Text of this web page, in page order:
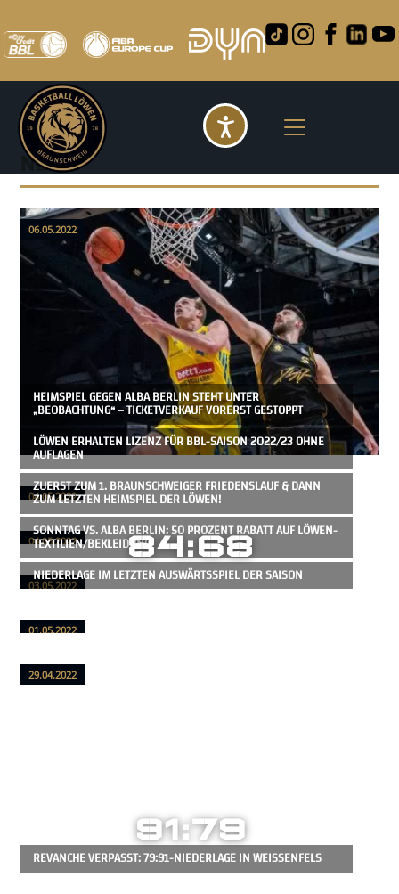
News
06.05.2022
HEIMSPIEL GEGEN ALBA BERLIN STEHT UNTER
„BEOBACHTUNG“ – TICKETVERKAUF VORERST GESTOPPT
04.05.2022
LÖWEN ERHALTEN LIZENZ FÜR BBL-SAISON 2022/23 OHNE
AUFLAGEN
04.05.2022
ZUERST ZUM 1. BRAUNSCHWEIGER FRIEDENSLAUF & DANN
ZUM LETZTEN HEIMSPIEL DER LÖWEN!
03.05.2022
SONNTAG VS. ALBA BERLIN: 50 PROZENT RABATT AUF LÖWEN-
TEXTILIEN/BEKLEIDUNG
01.05.2022
84:68
NIEDERLAGE IM LETZTEN AUSWÄRTSSPIEL DER SAISON
29.04.2022
91:79
REVANCHE VERPASST: 79:91-NIEDERLAGE IN WEISSENFELS